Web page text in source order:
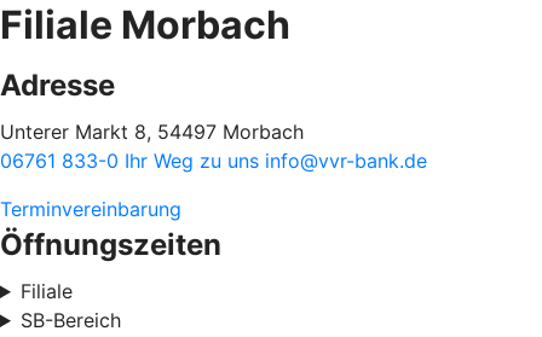
Filiale Morbach
Adresse
Unterer Markt 8, 54497 Morbach
06761 833-0 Ihr Weg zu uns info@vvr-bank.de
Terminvereinbarung
Öffnungszeiten
Filiale
SB-Bereich